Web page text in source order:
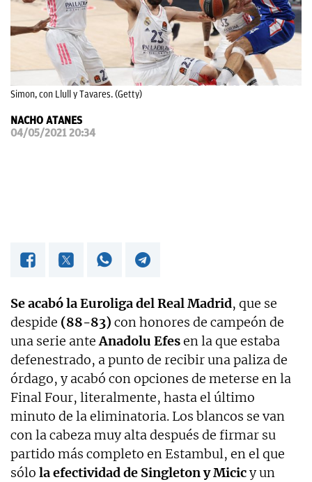
Simon, con Llull y Tavares. (Getty)
NACHO ATANES
04/05/2021 20:34
Se acabó la Euroliga del Real Madrid, que se
despide (88-83) con honores de campeón de
una serie anteAnadolu Efesen la que estaba
defenestrado, a punto de recibir una paliza de
órdago, y acabó con opciones de meterse en la
Final Four, literalmente, hasta el último
minuto de la eliminatoria. Los blancos se van
con la cabeza muy alta después de firmar su
partido más completo en Estambul, en el que
sólo la efectividad de Singleton y Micicy un